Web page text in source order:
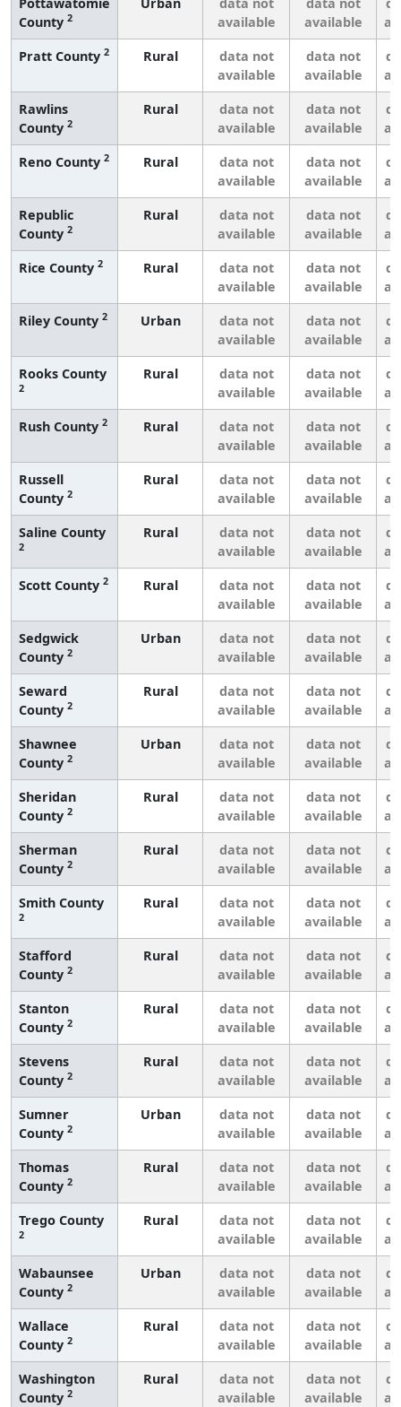
County 2
available
available
Pratt County 2 Rural
data not
available
data not
available
Rawlins
County 2
Rural
data not
available
data not
available
Reno County 2 Rural
data not
available
data not
available
Republic
County 2
Rural
data not
available
data not
available
Rice County 2 Rural
data not
available
data not
available
Riley County 2 Urban
data not
available
data not
available
Rooks County
2
Rural
data not
available
data not
available
Rush County 2 Rural
data not
available
data not
available
Russell
County 2
Rural
data not
available
data not
available
Saline County
2
Rural
data not
available
data not
available
Scott County 2 Rural
data not
available
data not
available
Sedgwick
County 2
Urban
data not
available
data not
available
Seward
County 2
Rural
data not
available
data not
available
Shawnee
County 2
Urban
data not
available
data not
available
Sheridan
County 2
Rural
data not
available
data not
available
Sherman
County 2
Rural
data not
available
data not
available
Smith County
2
Rural
data not
available
data not
available
Stafford
County 2
Rural
data not
available
data not
available
Stanton
County 2
Rural
data not
available
data not
available
Stevens
County 2
Rural
data not
available
data not
available
Sumner
County 2
Urban
data not
available
data not
available
Thomas
County 2
Rural
data not
available
data not
available
Trego County
2
Rural
data not
available
data not
available
Wabaunsee
County 2
Urban
data not
available
data not
available
Wallace
County 2
Rural
data not
available
data not
available
Washington
County 2
Rural
data not
available
data not
available